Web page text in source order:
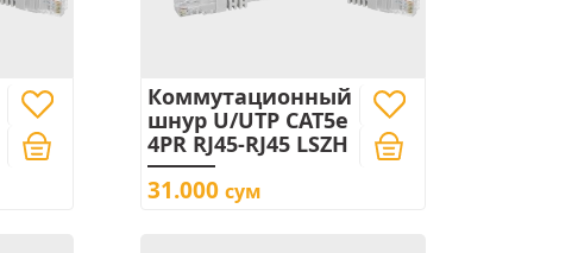
Коммутационный
шнур U/UTP CAT5e
4PR RJ45-RJ45 LSZH
31.000 сум